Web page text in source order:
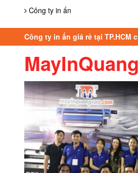
Công ty in ấn
Công ty in ấn giá rẻ tại